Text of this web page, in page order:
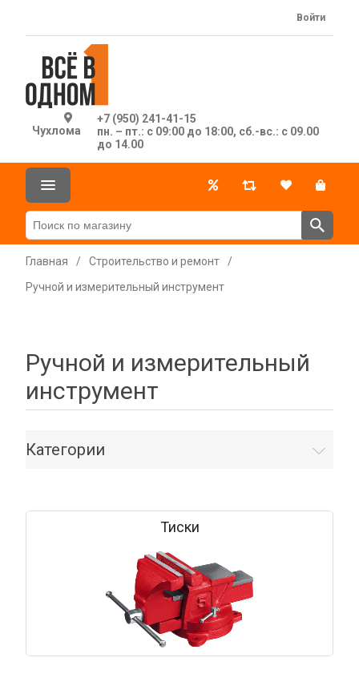
Чухлома
+7 (950) 241-41-15
пн. – пт.: с 09:00 до 18:00, сб.-вс.: с 09.00
до 14.00
Войти
Главная / Строительство и ремонт
/
Ручной и измерительный инструмент
Ручной и измерительный
инструмент
Категории
Тиски